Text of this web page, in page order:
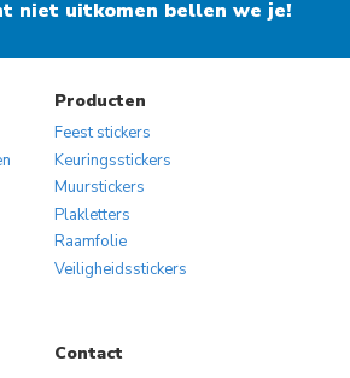
niet uitkomen bellen we je!
Producten
Feest stickers
Keuringsstickers
Muurstickers
Plakletters
Raamfolie
Veiligheidsstickers
Contact